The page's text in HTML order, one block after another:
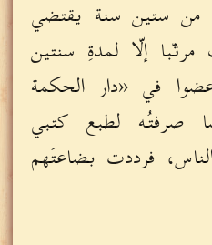
من ستين سنة يقتضي
إلّا لمدةِ سنتين
في «دار الحكمة
صرفتُه لطبع كتبي
فرددت بضاعتَهم